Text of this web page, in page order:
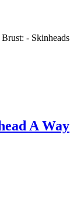
- Skinheads
A Way